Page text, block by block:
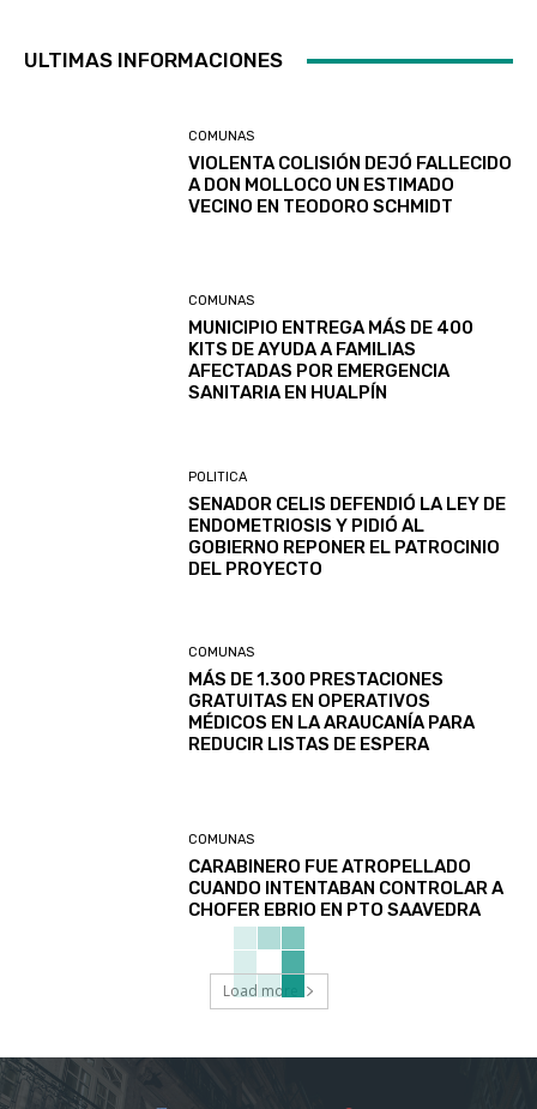
ULTIMAS INFORMACIONES
COMUNAS
VIOLENTA COLISIÓN DEJÓ FALLECIDO
A DON MOLLOCO UN ESTIMADO
VECINO EN TEODORO SCHMIDT
COMUNAS
MUNICIPIO ENTREGA MÁS DE 400
KITS DE AYUDA A FAMILIAS
AFECTADAS POR EMERGENCIA
SANITARIA EN HUALPÍN
POLITICA
SENADOR CELIS DEFENDIÓ LA LEY DE
ENDOMETRIOSIS Y PIDIÓ AL
GOBIERNO REPONER EL PATROCINIO
DEL PROYECTO
COMUNAS
MÁS DE 1.300 PRESTACIONES
GRATUITAS EN OPERATIVOS
MÉDICOS EN LA ARAUCANÍA PARA
REDUCIR LISTAS DE ESPERA
COMUNAS
CARABINERO FUE ATROPELLADO
CUANDO INTENTABAN CONTROLAR A
CHOFER EBRIO EN PTO SAAVEDRA
Load more